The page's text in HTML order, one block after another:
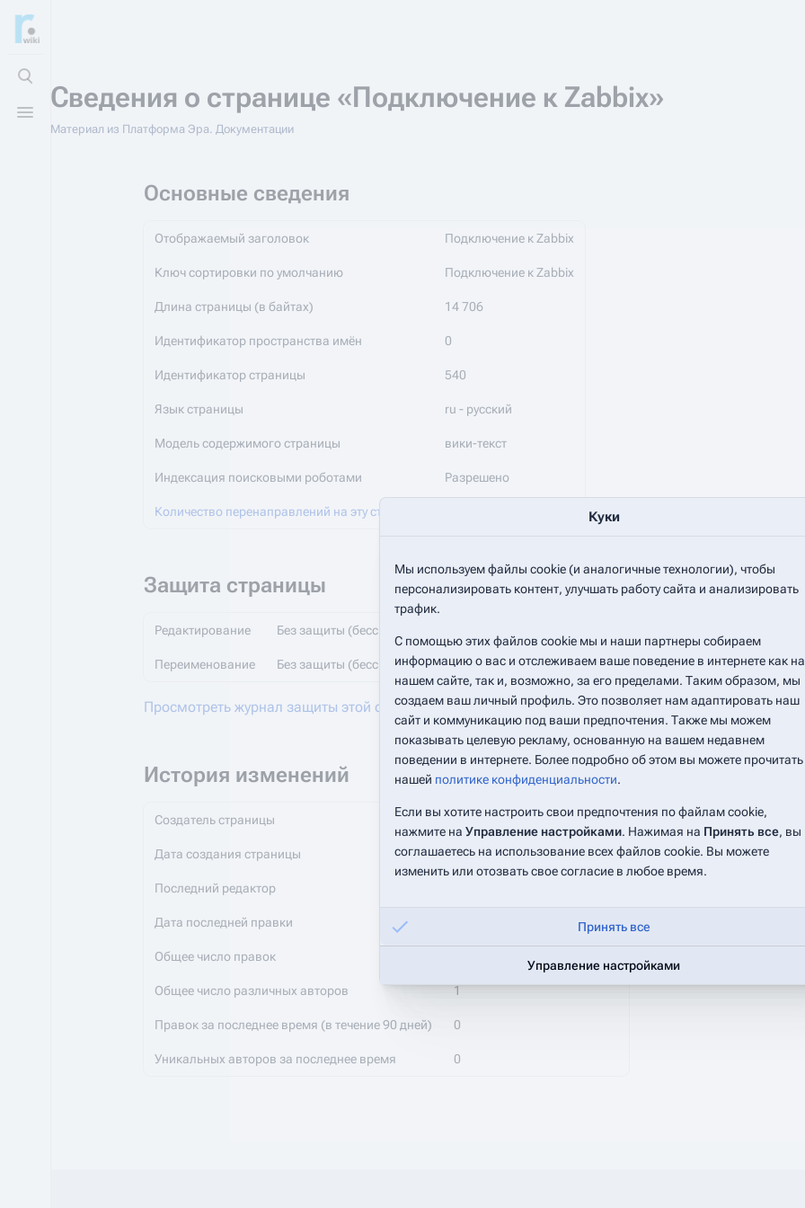
Открыть поиск
Открыть меню
Сведения о странице «Подключение к Zabbix»
Материал из Платформа Эра. Документации
Основные сведения
Отображаемый заголовок Подключение к Zabbix
Ключ сортировки по умолчанию Подключение к Zabbix
Длина страницы (в байтах) 14 706
Идентификатор пространства имён 0
Идентификатор страницы 540
Язык страницы ru - русский
Модель содержимого страницы вики-текст
Индексация поисковыми роботами Разрешено
Количество перенаправлений на эту страницу
Защита страницы
Редактирование Без защиты (бессрочно)
Переименование Без защиты (бессрочно)
Просмотреть журнал защиты этой страницы
История изменений
Создатель страницы AZykov(обсуждение|вклад)
Дата создания страницы 15:09, 25 июня 2025
Последний редактор
Дата последней правки
Общее число правок
Общее число различных авторов 1
Правок за последнее время (в течение 90 дней) 0
Уникальных авторов за последнее время 0
Куки
Мы используем файлы cookie (и аналогичные технологии), чтобы
персонализировать контент, улучшать работу сайта и анализировать
трафик.
С помощью этих файлов cookie мы и наши партнеры собираем
информацию о вас и отслеживаем ваше поведение в интернете как на
нашем сайте, так и, возможно, за его пределами. Таким образом, мы
создаем ваш личный профиль. Это позволяет нам адаптировать наш
сайт и коммуникацию под ваши предпочтения. Также мы можем
показывать целевую рекламу, основанную на вашем недавнем
поведении в интернете. Более подробно об этом вы можете
нашей политике конфиденциальности.
Если вы хотите настроить свои предпочтения по файлам cookie,
нажмите на Управление настройками. Нажимая на Принять все, вы
соглашаетесь на использование всех файлов cookie. Вы можете
изменить или отозвать свое согласие в любое время.
Принять все
Управление настройками